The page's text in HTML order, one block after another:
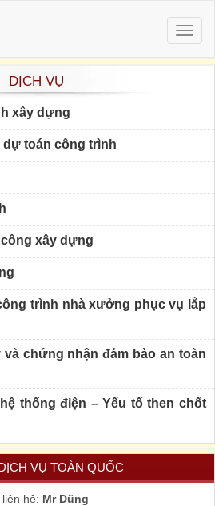
DỊCH VỤ
xây dựng
dự toán công trình
xây dựng
trình nhà xưởng phục vụ lắp
và chứng nhận đảm bảo an toàn
thống điện – Yếu tố then chốt
VỤ TOÀN QUỐC
hệ: Mr Dũng